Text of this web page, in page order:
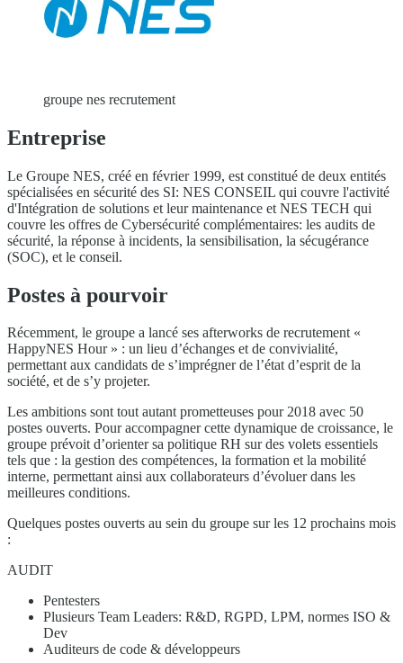
groupe nes recrutement
Entreprise
Le Groupe NES, créé en février 1999, est constitué de deux entités
spécialisées en sécurité des SI: NES CONSEIL qui couvre l'activité
d'Intégration de solutions et leur maintenance et NES TECH qui
couvre les offres de Cybersécurité complémentaires: les audits de
sécurité, la réponse à incidents, la sensibilisation, la sécugérance
(SOC), et le conseil.
Postes à pourvoir
Récemment, le groupe a lancé ses afterworks de recrutement «
HappyNES Hour » : un lieu d’échanges et de convivialité,
permettant aux candidats de s’imprégner de l’état d’esprit de la
société, et de s’y projeter.
Les ambitions sont tout autant prometteuses pour 2018 avec 50
postes ouverts. Pour accompagner cette dynamique de croissance, le
groupe prévoit d’orienter sa politique RH sur des volets essentiels
tels que : la gestion des compétences, la formation et la mobilité
interne, permettant ainsi aux collaborateurs d’évoluer dans les
meilleures conditions.
Quelques postes ouverts au sein du groupe sur les 12 prochains mois
:
AUDIT
Pentesters
Plusieurs Team Leaders: R&D, RGPD, LPM, normes ISO &
Dev
Auditeurs de code & développeurs